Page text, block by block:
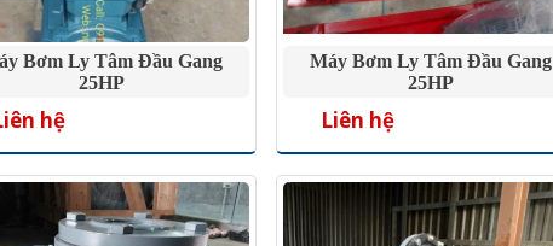
Bơm Ly Tâm Đầu Gang
25HP
hệ
Máy Bơm Ly Tâm Đầu Gang
25HP
Liên hệ